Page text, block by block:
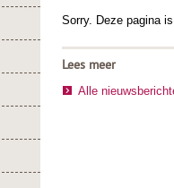
Sorry. Deze pagina
Lees meer
Alle